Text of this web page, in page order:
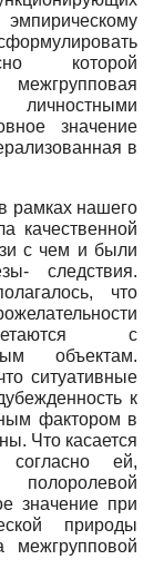
которой
личностными
значение
в
рамках нашего
качественной
с чем и были
следствия.
что
с
объектам.
ситуативные
к
фактором в
Что касается
согласно ей,
полоролевой
значение при
природы
меж­групповой